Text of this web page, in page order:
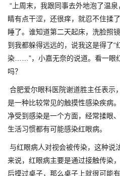
“上周末，我跟同事去外地泡了温
睛有点干涩，还很痒，就忍不住揉
睡了。谁知道第二天起床，洗脸照
到我都躲得远远的，说我这是得了“
染……”，小嘉无奈的说道。看一眼
吗？
合肥爱尔眼科医院谢道胜主任表示
是一种比较常见的触摸性感染疾病
净受到感染是一个方面，经常揉眼
生活习惯都有可能感染红眼病。
与红眼病人对视会被传染，这种说
来说，红眼病主要是通过接触传染
后摸过桌子，那么桌子上就很可能